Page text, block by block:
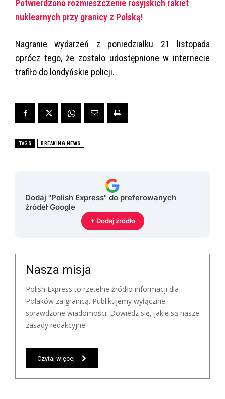
Potwierdzono rozmieszczenie rosyjskich rakiet
nuklearnych przy granicy z Polską!
Nagranie wydarzeń z poniedziałku 21 listopada
oprócz tego, że zostało udostępnione w internecie
trafiło do londyńskie policji.
TAGS BREAKING NEWS
Dodaj "Polish Express" do preferowanych
źródeł Google
+ Dodaj źródło
Nasza misja
Polish Express to rzetelne źródło informacji dla
Polaków za granicą. Publikujemy wyłącznie
sprawdzone wiadomości. Dowiedz się, jakie są nasze
zasady redakcyjne!
Czytaj więcej